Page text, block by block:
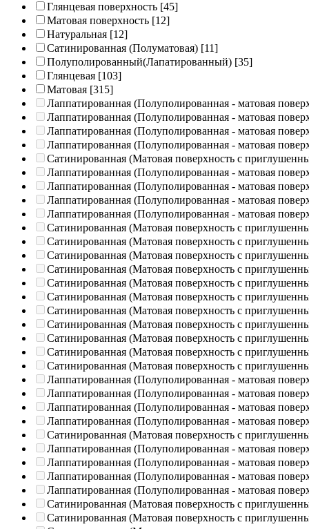
Глянцевая поверхность [45]
Матовая поверхность [12]
Натуральная [12]
Сатинированная (Полуматовая) [11]
Полуполированный(Лапатированный) [35]
Глянцевая [103]
Матовая [315]
Лаппатированная (Полуполированная - матовая
Лаппатированная (Полуполированная - матовая
Лаппатированная (Полуполированная - матовая
Лаппатированная (Полуполированная - матовая
Сатинированная (Матовая поверхность с
Лаппатированная (Полуполированная - матовая
Лаппатированная (Полуполированная - матовая
Лаппатированная (Полуполированная - матовая
Лаппатированная (Полуполированная - матовая
Сатинированная (Матовая поверхность с
Сатинированная (Матовая поверхность с
Сатинированная (Матовая поверхность с
Сатинированная (Матовая поверхность с
Сатинированная (Матовая поверхность с
Сатинированная (Матовая поверхность с
Сатинированная (Матовая поверхность с
Сатинированная (Матовая поверхность с
Сатинированная (Матовая поверхность с
Сатинированная (Матовая поверхность с
Сатинированная (Матовая поверхность с
Лаппатированная (Полуполированная - матовая
Лаппатированная (Полуполированная - матовая
Лаппатированная (Полуполированная - матовая
Лаппатированная (Полуполированная - матовая
Сатинированная (Матовая поверхность с
Лаппатированная (Полуполированная - матовая
Лаппатированная (Полуполированная - матовая
Лаппатированная (Полуполированная - матовая
Лаппатированная (Полуполированная - матовая
Сатинированная (Матовая поверхность с
Сатинированная (Матовая поверхность с